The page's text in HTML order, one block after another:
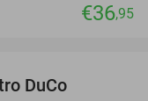
€36,95
DuCo